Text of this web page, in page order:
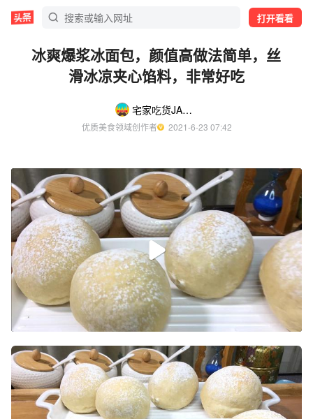
打开看看
冰爽爆浆冰面包，颜值高做法简单，丝
滑冰凉夹心馅料，非常好吃
宅家吃货JACKERLU
优质美食领域创作者
  2021-6-23 07:42